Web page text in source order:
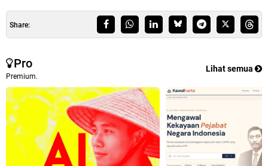
Share:
Pro
Premium.
Lihat semua